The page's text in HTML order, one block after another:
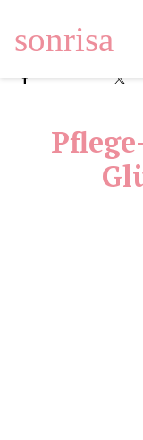
sonrisa